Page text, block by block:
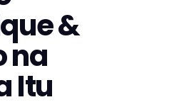
&
na
Itu